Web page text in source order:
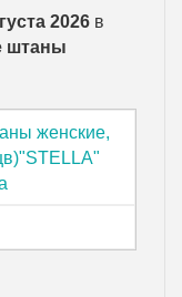
2026 в
штаны
женские,